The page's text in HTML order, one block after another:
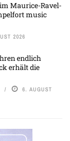
Maurice-Ravel-
music
2026
endlich
erhält die
6. AUGUST